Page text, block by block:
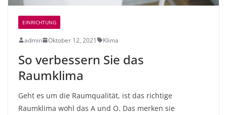
EINRICHTUNG
admin Oktober 12, 2021 Klima
So verbessern Sie das
Raumklima
Geht es um die Raumqualität, ist das richtige
Raumklima wohl das A und O. Das merken sie